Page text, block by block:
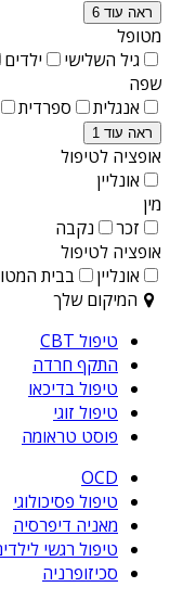
ראה עוד 6
מטופל
גיל השלישי
ילדים
שפה
אנגלית
ספרדית
ראה עוד 1
אופציה לטיפול
אונליין
מין
זכר
נקבה
אופציה לטיפול
אונליין
בבית
המיקום שלך
טיפול CBT
התקף חרדה
טיפול בדיכאו
טיפול זוגי
פוסט טראומה
OCD
טיפול פסיכולוגי
מאניה דיפרסיה
טיפול רגשי
סכיזופרניה